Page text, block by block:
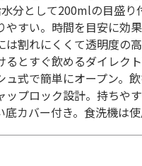
分として200mlの目盛り
やすい。時間を目安に効
は割れにくくて透明度の
るとすぐ飲めるダイレク
ュ式で簡単にオープン。
ップロック設計。持ちやす
底カバー付き。食洗機は使